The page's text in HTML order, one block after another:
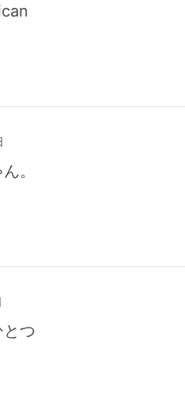
。
とつ